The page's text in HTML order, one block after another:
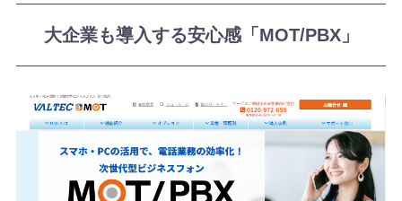
大企業も導入する安心感「MOT/PBX」